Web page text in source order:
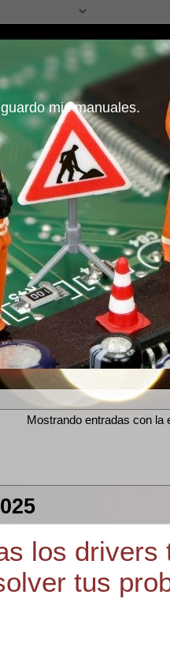
mis manuales.
Mostrando entradas con la
los
tus